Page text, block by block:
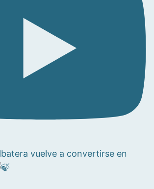
vuelve a convertirse en